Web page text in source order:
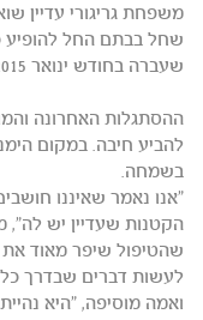
משפחת גריגורי עדיין
שחל בבתם החל להופיע
שעברה בחודש ינואר 2015 וממשיך מאז.
ההסתגלות האחרונה
להביע חיבה. במקום
בשמחה.
"אנו נאמר שאיננו
הקטנות שעדיין יש לה",
שהטיפול שיפר מאוד
לעשות דברים שבדרך
ואמה מוסיפה, "היא